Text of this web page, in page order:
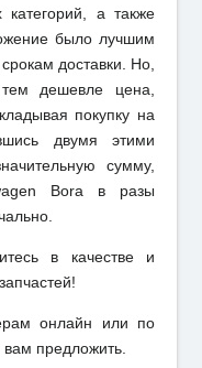
а также
было лучшим
доставки. Но,
дешевле цена,
покупку на
двумя этими
сумму,
Bora в разы
в качестве и
онлайн или по
предложить.